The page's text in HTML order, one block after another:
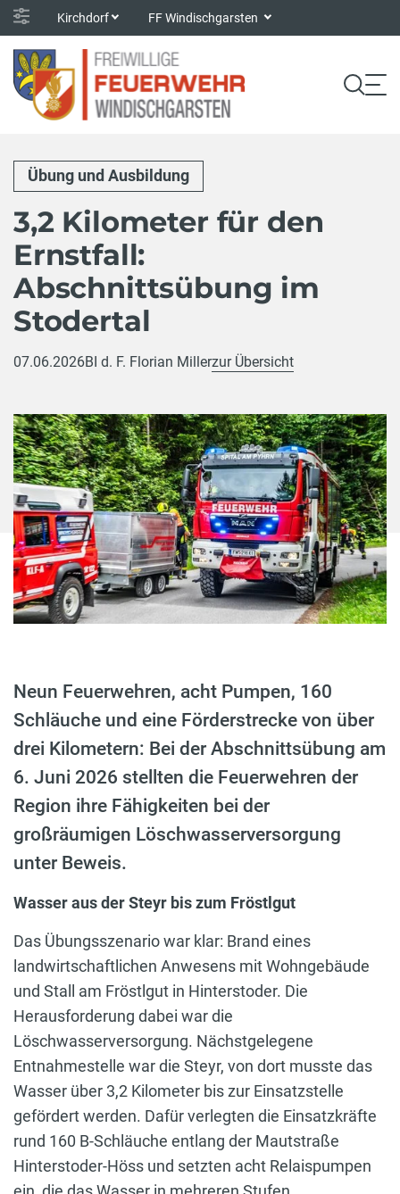
Kirchdorf FF Windischgarsten
Übung und Ausbildung
3,2 Kilometer für den
Ernstfall:
Abschnittsübung im
Stodertal
07.06.2026BI d. F. Florian Millerzur Übersicht
Neun Feuerwehren, acht Pumpen, 160
Schläuche und eine Förderstrecke von über
drei Kilometern: Bei der Abschnittsübung am
6. Juni 2026 stellten die Feuerwehren der
Region ihre Fähigkeiten bei der
großräumigen Löschwasserversorgung
unter Beweis.
Wasser aus der Steyr bis zum Fröstlgut
Das Übungsszenario war klar: Brand eines
landwirtschaftlichen Anwesens mit Wohngebäude
und Stall am Fröstlgut in Hinterstoder. Die
Herausforderung dabei war die
Löschwasserversorgung. Nächstgelegene
Entnahmestelle war die Steyr, von dort musste das
Wasser über 3,2 Kilometer bis zur Einsatzstelle
gefördert werden. Dafür verlegten die Einsatzkräfte
rund 160 B-Schläuche entlang der Mautstraße
Hinterstoder-Höss und setzten acht Relaispumpen